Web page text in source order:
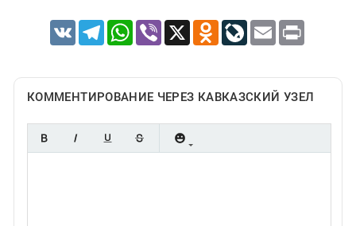
VK TelegramWhatsApp
Viber X Odnoklassniki
LiveJournal
Email Print
КОММЕНТИРОВАНИЕ ЧЕРЕЗ КАВКАЗСКИЙ УЗЕЛ